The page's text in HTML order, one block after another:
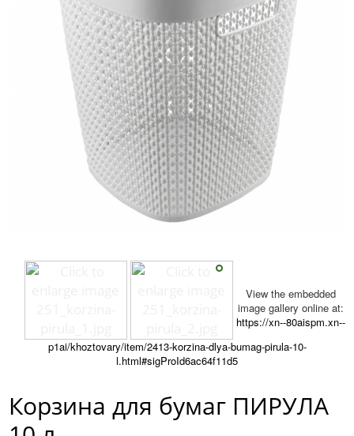
View the embedded
image gallery online at:
https://xn--80aispm.xn--
p1ai/khoztovary/item/2413-korzina-dlya-bumag-pirula-10-
l.html#sigProId6ac64f11d5
Корзина для бумаг ПИРУЛА